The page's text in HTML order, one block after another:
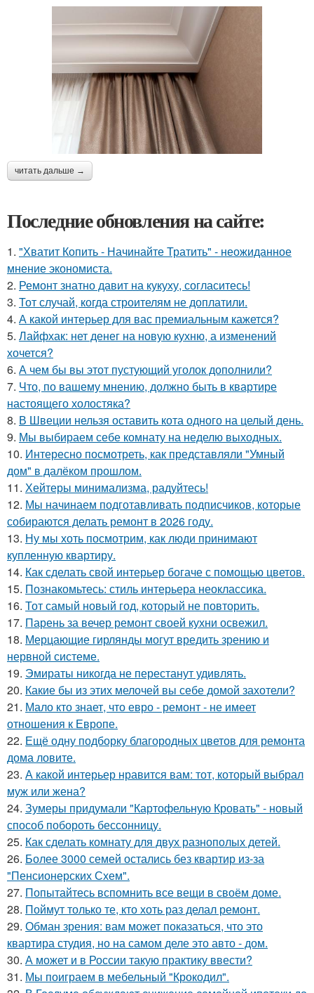
читать дальше →
Последние обновления на сайте:
1. "Хватит Копить - Начинайте Тратить" - неожиданное
мнение экономиста.
2. Ремонт знатно давит на кукуху, согласитесь!
3. Тот случай, когда строителям не доплатили.
4. А какой интерьер для вас премиальным кажется?
5. Лайфхак: нет денег на новую кухню, а изменений
хочется?
6. А чем бы вы этот пустующий уголок дополнили?
7. Что, по вашему мнению, должно быть в квартире
настоящего холостяка?
8. В Швеции нельзя оставить кота одного на целый день.
9. Мы выбираем себе комнату на неделю выходных.
10. Интересно посмотреть, как представляли "Умный
дом" в далёком прошлом.
11. Хейтеры минимализма, радуйтесь!
12. Мы начинаем подготавливать подписчиков, которые
собираются делать ремонт в 2026 году.
13. Ну мы хоть посмотрим, как люди принимают
купленную квартиру.
14. Как сделать свой интерьер богаче с помощью цветов.
15. Познакомьтесь: стиль интерьера неоклассика.
16. Тот самый новый год, который не повторить.
17. Парень за вечер ремонт своей кухни освежил.
18. Мерцающие гирлянды могут вредить зрению и
нервной системе.
19. Эмираты никогда не перестанут удивлять.
20. Какие бы из этих мелочей вы себе домой захотели?
21. Мало кто знает, что евро - ремонт - не имеет
отношения к Европе.
22. Ещё одну подборку благородных цветов для ремонта
дома ловите.
23. А какой интерьер нравится вам: тот, который выбрал
муж или жена?
24. Зумеры придумали "Картофельную Кровать" - новый
способ побороть бессонницу.
25. Как сделать комнату для двух разнополых детей.
26. Более 3000 семей остались без квартир из-за
"Пенсионерских Схем".
27. Попытайтесь вспомнить все вещи в своём доме.
28. Поймут только те, кто хоть раз делал ремонт.
29. Обман зрения: вам может показаться, что это
квартира студия, но на самом деле это авто - дом.
30. А может и в России такую практику ввести?
31. Мы поиграем в мебельный "Крокодил".